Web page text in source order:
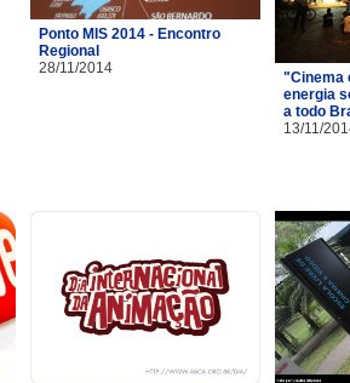
Ponto MIS 2014 - Encontro
Regional
28/11/2014
"Cinema
energia
a todo
13/11/